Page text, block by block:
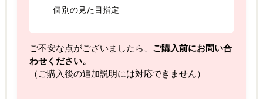
個別の見た目指定
ご不安な点がございましたら、 ご購入前にお問い合
わせください。
（ご購入後の追加説明には対応できません）